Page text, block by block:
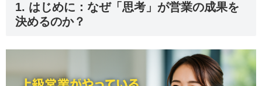
1. はじめに：なぜ「思考」が営業の成果を
決めるのか？